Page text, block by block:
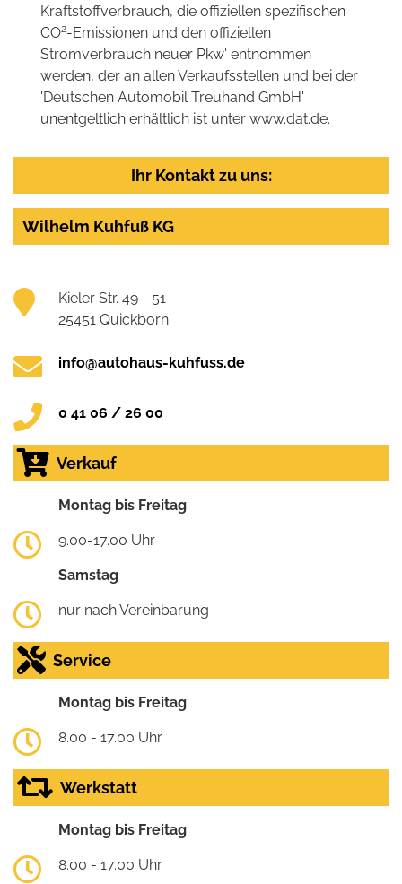
Kraftstoffverbrauch, die offiziellen spezifischen
CO2-Emissionen und den offiziellen
Stromverbrauch neuer Pkw' entnommen
werden, der an allen Verkaufsstellen und bei der
'Deutschen Automobil Treuhand GmbH'
unentgeltlich erhältlich ist unter www.dat.de.
Ihr Kontakt zu uns:
Wilhelm Kuhfuß KG
Kieler Str. 49 - 51
25451 Quickborn
info@autohaus-kuhfuss.de
0 41 06 / 26 00
Verkauf
Montag bis Freitag
9.00-17.00 Uhr
Samstag
nur nach Vereinbarung
Service
Montag bis Freitag
8.00 - 17.00 Uhr
Werkstatt
Montag bis Freitag
8.00 - 17.00 Uhr